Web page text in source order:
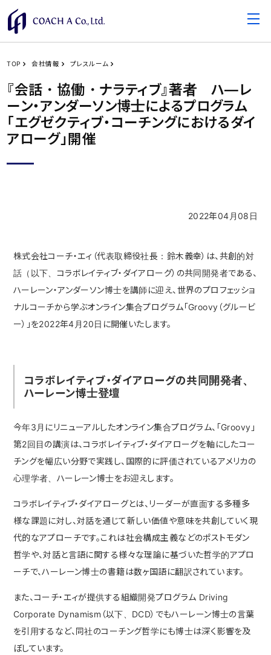
TOP 会社情報 プレスルーム
『会話・協働・ナラティブ』著者 ハ―レ
ーン・アンダーソン博士によるプログラム
「エグゼクティブ・コーチングにおけるダイ
アローグ」開催
2022年04月08日
株式会社コーチ・エィ（代表取締役社⻑：鈴⽊義幸）は、共創的対
話（以下、コラボレイティブ・ダイアローグ）の共同開発者である、
ハーレーン・アンダーソン博士を講師に迎え、世界のプロフェッショ
ナルコーチから学ぶオンライン集合プログラム「Groovy（グルービ
ー）」を2022年4月20日に開催いたします。
コラボレイティブ・ダイアローグの共同開発者、
ハーレーン博士登壇
今年3月にリニューアルしたオンライン集合プログラム、「Groovy」
第2回目の講演は、コラボレイティブ・ダイアローグを軸にしたコー
チングを幅広い分野で実践し、国際的に評価されているアメリカの
心理学者、ハーレーン博士をお迎えします。
コラボレイティブ・ダイアローグとは、リーダーが直面する多種多
様な課題に対し、対話を通じて新しい価値や意味を共創していく現
代的なアプローチです。これは社会構成主義などのポストモダン
哲学や、対話と言語に関する様々な理論に基づいた哲学的アプロ
ーチで、ハーレーン博士の書籍は数ヶ国語に翻訳されています。
また、コーチ・エィが提供する組織開発プログラム Driving
Corporate Dynamism（以下、DCD）でもハーレーン博士の言葉
を引用するなど、同社のコーチング哲学にも博士は深く影響を及
ぼしています。